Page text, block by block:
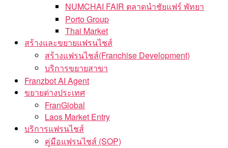
NUMCHAI FAIR ตลาดนำชัยแฟร์ พัทยา
Porto Group
Thai Market
สร้างและขยายแฟรนไชส์
สร้างแฟรนไชส์(Franchise Development)
บริการขยายสาขา
Franzbot AI Agent
ขยายต่างประเทศ
FranGlobal
Laos Market Entry
บริการแฟรนไชส์
คู่มือแฟรนไชส์ (SOP)